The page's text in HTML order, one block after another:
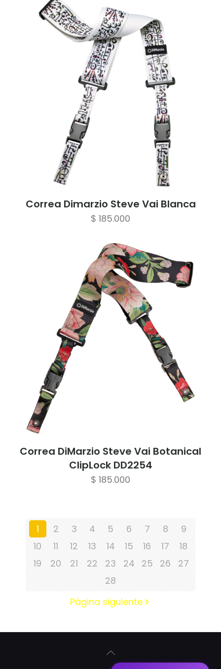
Correa Dimarzio Steve Vai Blanca
$ 185.000
Correa DiMarzio Steve Vai Botanical
ClipLock DD2254
$ 185.000
1 2 3 4 5 6 7 8
9
10
11 12 13 14 15 16 17
18
19
20 21 22 23 24 25 26
27
28
Página siguiente